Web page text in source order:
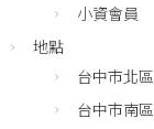
小資會員
地點
台中市北區
台中市南區